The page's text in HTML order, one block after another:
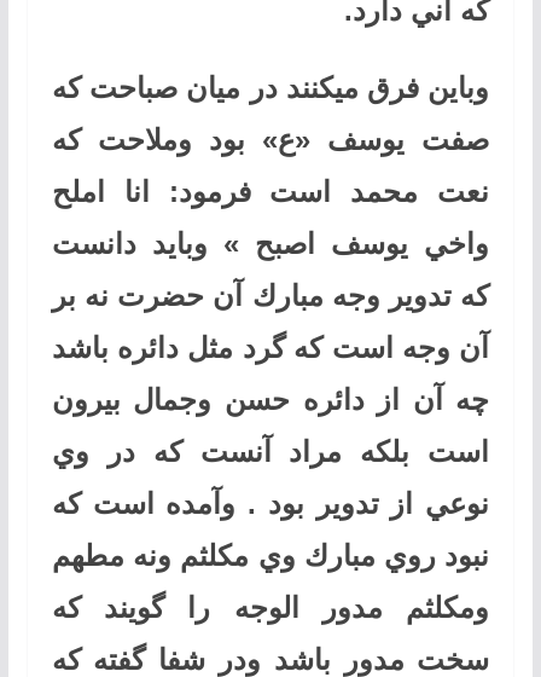
كه آني دارد.
وباين فرق ميكنند در ميان صباحت كه
صفت يوسف «ع» بود وملاحت كه
نعت محمد است فرمود: انا املح
واخي يوسف اصبح » وبايد دانست
كه تدوير وجه مبارك آن حضرت نه بر
آن وجه است كه گرد مثل دائره باشد
چه آن از دائره حسن وجمال بيرون
است بلكه مراد آنست كه در وي
نوعي از تدوير بود . وآمده است كه
نبود روي مبارك وي مكلثم ونه مطهم
ومكلثم مدور الوجه را گويند كه
سخت مدور باشد ودر شفا گفته كه